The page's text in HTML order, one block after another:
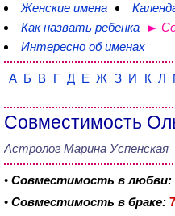
Женские имена
Как назвать ребенка
Интересно об именах
А Б В Г Д Е Ж З И К Л
Совместимость
Астролог Марина Успенская
• Совместимость в любви:
• Совместимость в браке: